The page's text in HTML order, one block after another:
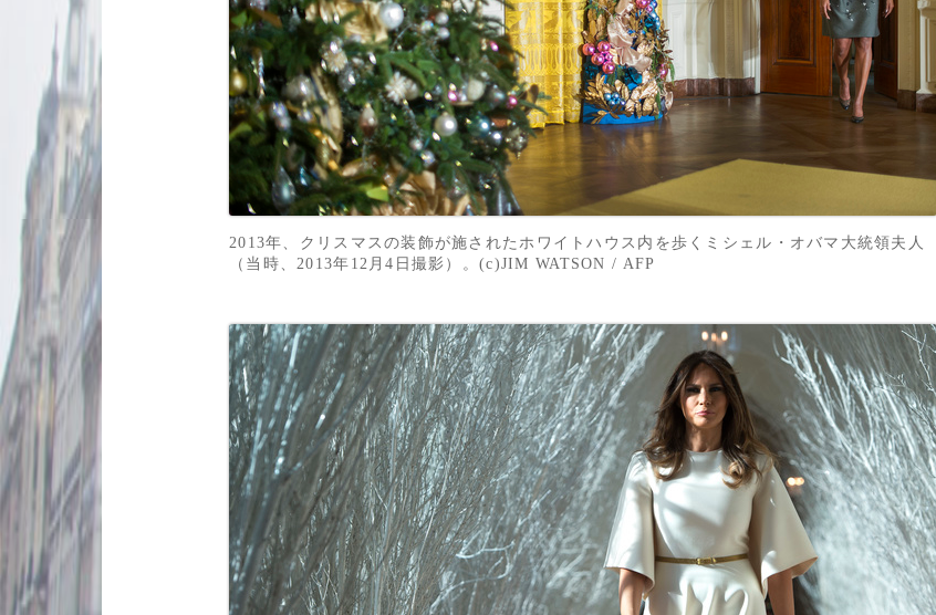
2013年、クリスマスの装飾が施されたホワイトハウス内を歩くミシェル・オバマ大統領夫人
（当時、2013年12月4日撮影）。(c)JIM WATSON / AFP